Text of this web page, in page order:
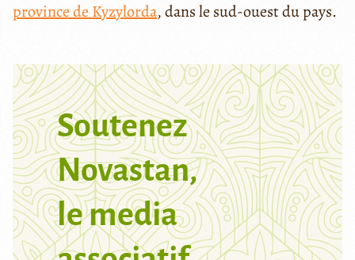
province de Kyzylorda, dans le sud-ouest du pays.
Soutenez
Novastan,
le media